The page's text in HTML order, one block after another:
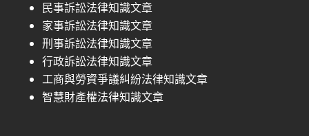
民事訴訟法律知識文章
家事訴訟法律知識文章
刑事訴訟法律知識文章
行政訴訟法律知識文章
工商與勞資爭議糾紛法律知識文章
智慧財產權法律知識文章